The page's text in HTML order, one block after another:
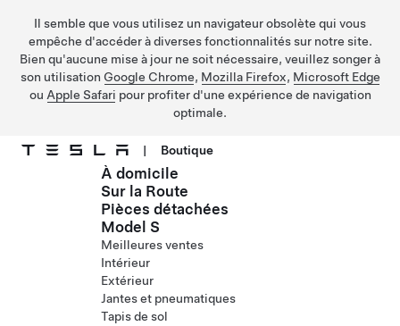
Il semble que vous utilisez un navigateur obsolète qui vous
empêche d'accéder à diverses fonctionnalités sur notre site.
Bien qu'aucune mise à jour ne soit nécessaire, veuillez songer à
son utilisation Google Chrome, Mozilla Firefox, Microsoft Edge
ou Apple Safari pour profiter d'une expérience de navigation
optimale.
Passer au contenu principal
| Boutique
À domicile
Sur la Route
Pièces détachées
Model S
Meilleures ventes
Intérieur
Extérieur
Jantes et pneumatiques
Tapis de sol